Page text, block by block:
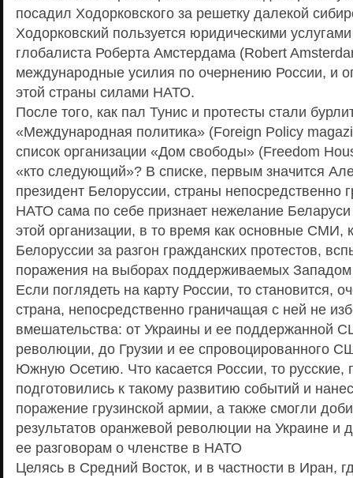
посадил Ходорковского за решетку далекой
Ходорковский пользуется юридическими
глобалиста Роберта Амстердама (Robert
международные усилия по очернению России, и
этой страны силами НАТО.
После того, как пал Тунис и протесты стали
«Международная политика» (Foreign Policy
список организации «Дом свободы» (Freedom
«кто следующий»? В списке, первым значится
президент Белоруссии, страны непосредственно
НАТО сама по себе признает нежелание Беларуси
этой организации, в то время как основные СМИ,
Белоруссии за разгон гражданских протестов,
поражения на выборах поддерживаемых Западом
Если поглядеть на карту России, то становится,
страна, непосредственно граничащая с ней не
вмешательства: от Украины и ее поддержанной
революции, до Грузии и ее спровоцированного
Южную Осетию. Что касается России, то русские,
подготовились к такому развитию событий и
поражение грузинской армии, а также смогли
результатов оранжевой революции на Украине и
ее разговорам о членстве в НАТО
Целясь в Средний Восток, и в частности в Иран,